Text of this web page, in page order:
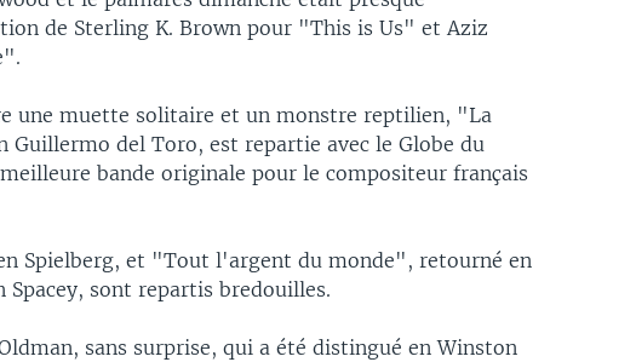
de Sterling K. Brown pour "This is Us" et Aziz
une muette solitaire et un monstre reptilien, "La
del Toro, est repartie avec le Globe du
bande originale pour le compositeur français
Spielberg, et "Tout l'argent du monde", retourné en
Spacey, sont repartis bredouilles.
sans surprise, qui a été distingué en Winston